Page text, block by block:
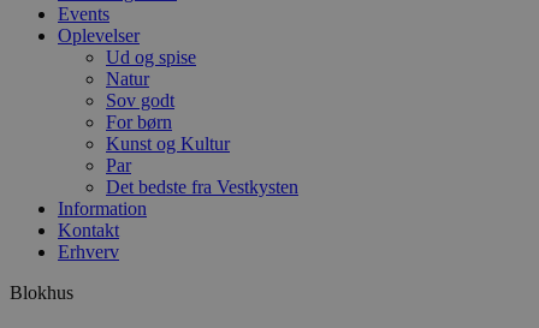
Events
Oplevelser
Ud og spise
Natur
Sov godt
For børn
Kunst og Kultur
Par
Det bedste fra Vestkysten
Information
Kontakt
Erhverv
Blokhus